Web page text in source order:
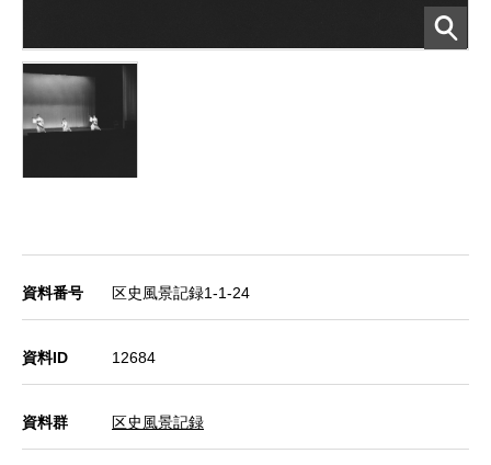
資料番号 区史風景記録1-1-24
資料ID 12684
資料群 区史風景記録